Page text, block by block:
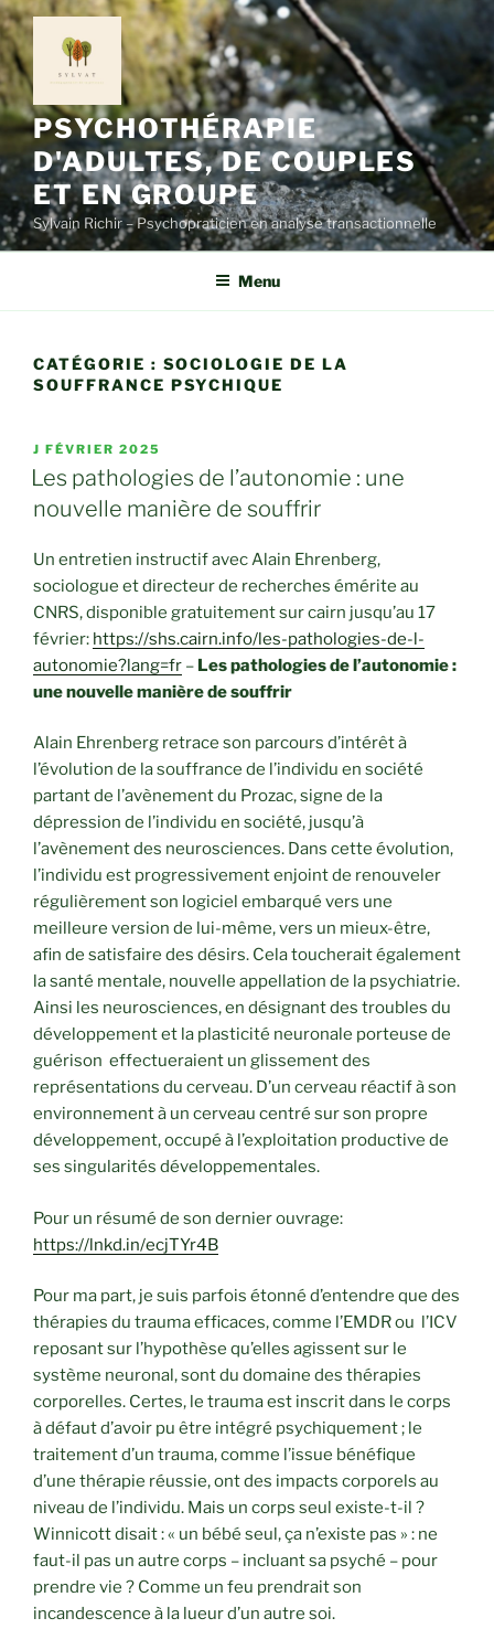
Aller
au
contenu
principal
PSYCHOTHÉRAPIE
D'ADULTES, DE COUPLES
ET EN GROUPE
Sylvain Richir – Psychopraticien en analyse transactionnelle
Menu
CATÉGORIE : SOCIOLOGIE DE LA
SOUFFRANCE PSYCHIQUE
PUBLIÉ
LE
J FÉVRIER 2025
Les pathologies de l’autonomie : une
nouvelle manière de souffrir
Un entretien instructif avec Alain Ehrenberg,
sociologue et directeur de recherches émérite au
CNRS, disponible gratuitement sur cairn jusqu’au 17
février: https://shs.cairn.info/les-pathologies-de-l-
autonomie?lang=fr – Les pathologies de l’autonomie :
une nouvelle manière de souffrir
Alain Ehrenberg retrace son parcours d’intérêt à
l’évolution de la souffrance de l’individu en société
partant de l’avènement du Prozac, signe de la
dépression de l’individu en société, jusqu’à
l’avènement des neurosciences. Dans cette évolution,
l’individu est progressivement enjoint de renouveler
régulièrement son logiciel embarqué vers une
meilleure version de lui-même, vers un mieux-être,
afin de satisfaire des désirs. Cela toucherait également
la santé mentale, nouvelle appellation de la psychiatrie.
Ainsi les neurosciences, en désignant des troubles du
développement et la plasticité neuronale porteuse de
guérison effectueraient un glissement des
représentations du cerveau. D’un cerveau réactif à son
environnement à un cerveau centré sur son propre
développement, occupé à l’exploitation productive de
ses singularités développementales.
Pour un résumé de son dernier ouvrage:
https://lnkd.in/ecjTYr4B
Pour ma part, je suis parfois étonné d’entendre que des
thérapies du trauma efficaces, comme l’EMDR ou l’ICV
reposant sur l’hypothèse qu’elles agissent sur le
système neuronal, sont du domaine des thérapies
corporelles. Certes, le trauma est inscrit dans le corps
à défaut d’avoir pu être intégré psychiquement ; le
traitement d’un trauma, comme l’issue bénéfique
d’une thérapie réussie, ont des impacts corporels au
niveau de l’individu. Mais un corps seul existe-t-il ?
Winnicott disait : « un bébé seul, ça n’existe pas » : ne
faut-il pas un autre corps – incluant sa psyché – pour
prendre vie ? Comme un feu prendrait son
incandescence à la lueur d’un autre soi.